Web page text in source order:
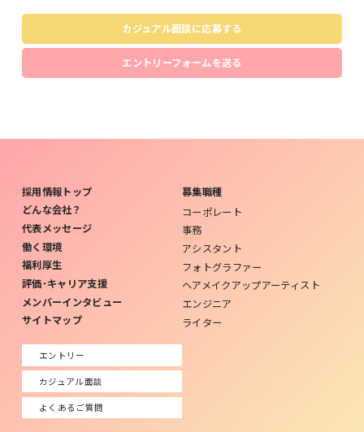
カジュアル面談に応募する
エントリーフォームを送る
採用情報トップ
どんな会社？
代表メッセージ
働く環境
福利厚生
評価･キャリア支援
メンバーインタビュー
サイトマップ
募集職種
コーポレート
事務
アシスタント
フォトグラファー
ヘアメイクアップアーティスト
エンジニア
ライター
エントリー
カジュアル面談
よくあるご質問